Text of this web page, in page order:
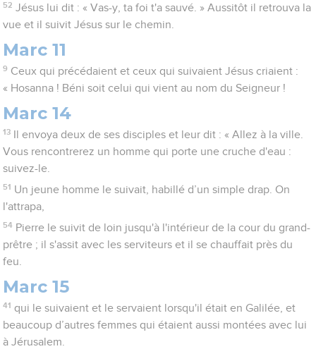
52 Jésus lui dit : « Vas-y, ta foi t'a sauvé. » Aussitôt il retrouva la
vue et il suivit Jésus sur le chemin.
Marc 11
9 Ceux qui précédaient et ceux qui suivaient Jésus criaient :
« Hosanna ! Béni soit celui qui vient au nom du Seigneur !
Marc 14
13
Il envoya deux de ses disciples et leur dit : « Allez à la ville.
Vous rencontrerez un homme qui porte une cruche d'eau :
suivez-le.
51 Un jeune homme le suivait, habillé d’un simple drap. On
l'attrapa,
54 Pierre le suivit de loin jusqu'à l'intérieur de la cour du grand-
prêtre ; il s'assit avec les serviteurs et il se chauffait près du
feu.
Marc 15
41 qui le suivaient et le servaient lorsqu'il était en Galilée, et
beaucoup d’autres femmes qui étaient aussi montées avec lui
à Jérusalem.